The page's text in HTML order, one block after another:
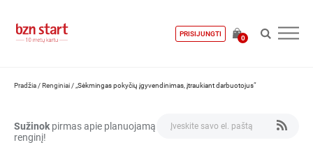
PRISIJUNGTI
0
Pradžia /Renginiai / „Sėkmingas pokyčių įgyvendinimas, įtraukiant darbuotojus“
Sužinok pirmas apie planuojamą
renginį!